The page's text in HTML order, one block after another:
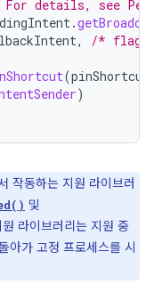
details, see
.
, /*
(
)
작동하는 지원 라이브러
및
라이브러리는 지원 중
아가 고정 프로세스를 시